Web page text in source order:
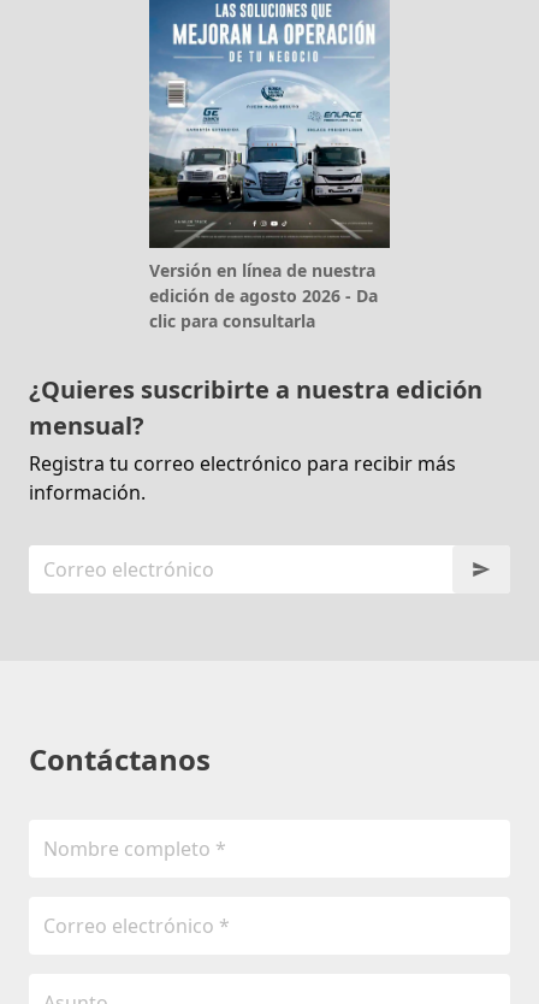
Versión en línea de nuestra
edición de agosto 2026 - Da
clic para consultarla
¿Quieres suscribirte a nuestra edición
mensual?
Registra tu correo electrónico para recibir más
información.
Contáctanos